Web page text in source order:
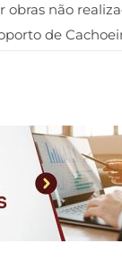
obras não
de